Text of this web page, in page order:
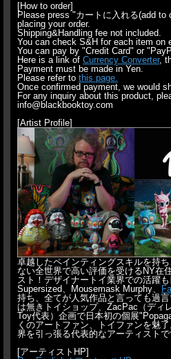
[How to order]
Please press "カートに入れる(add to
placing your order.
Shipping&Handling fee not included.
You can check S&H for each item on
You can pay by "Credit Card" or
Here is a link of Currency Converter,
Payment must be made in Yen.
Please refer to this page.
Once confirmed payment, we would
For any inquiry about this product,
info@blackbooktoy.com
[Artist Profile]
卓越したペインティングスキルを持
ない全世界で高い評価を受けるNY在
スト！デザイナートイ業界での活躍
Supersized、Mousemask Murphy、
持ち、全てが人気作品と言っても過
は無きトイショップ、ZacPac（ディ
Toy代表）企画で日本初の個展
くのアートファン、トイファンを魅
界を引っ張る代表的なアーティストで
[アーティストHP]